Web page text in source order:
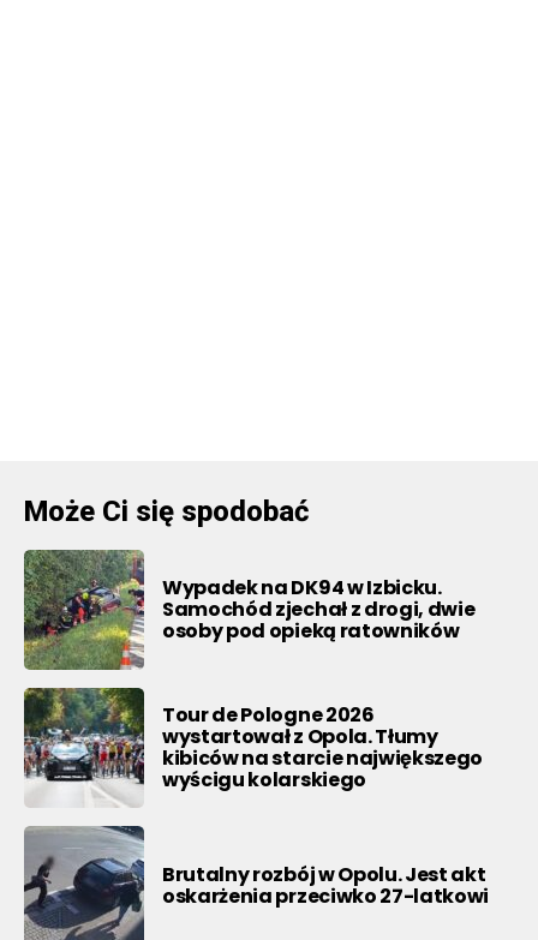
Może Ci się spodobać
Wypadek na DK94 w Izbicku.
Samochód zjechał z drogi, dwie
osoby pod opieką ratowników
Tour de Pologne 2026
wystartował z Opola. Tłumy
kibiców na starcie największego
wyścigu kolarskiego
Brutalny rozbój w Opolu. Jest akt
oskarżenia przeciwko 27-latkowi